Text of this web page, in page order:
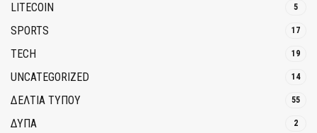
LITECOIN 5
SPORTS 17
TECH 19
UNCATEGORIZED 14
ΔΕΛΤΙΑ ΤΥΠΟΥ 55
ΔΥΠΑ 2